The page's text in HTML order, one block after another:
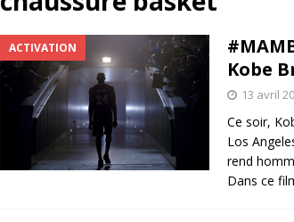
Saint-Paul-lès-Dax au profit des sapeurs-
[ 2 août 2026 ]
Le pari risqué d’On Running
[ 7 août 2026 ] Pourquoi le Red Star FC
ACTIVATION
ACTIVATION
Kobe
13 avril
Ce soir,
Los
rend
Dans ce